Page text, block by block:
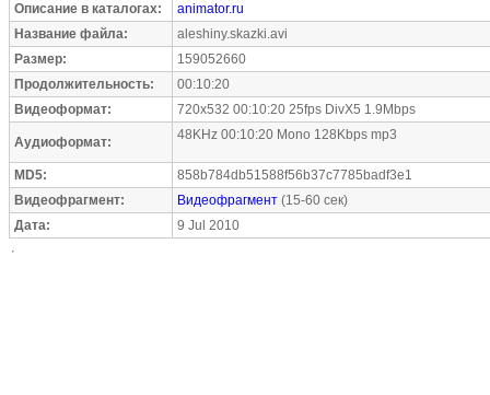
Описание в каталогах:
animator.ru
Название файла:
aleshiny.skazki.avi
Размер:
159052660
Продолжительность:
00:10:20
Видеоформат:
720x532 00:10:20 25fps DivX5 1.9Mbps
Аудиоформат: 48KHz 00:10:20 Mono 128Kbps mp3
MD5:
858b784db51588f56b37c7785badf3e1
Видеофрагмент:
Видеофрагмент (15-60 сек)
Дата:
9 Jul 2010